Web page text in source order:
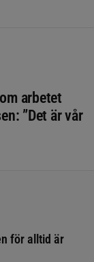
arbetet
”Det är vår
för alltid är